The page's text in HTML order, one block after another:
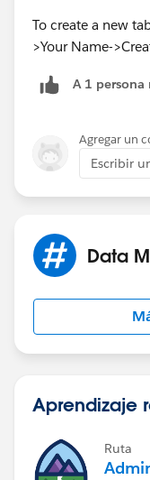
To create a new
>Your Name-
A 1
Agregar un
Escribir
Data
Aprendizaje
Ruta